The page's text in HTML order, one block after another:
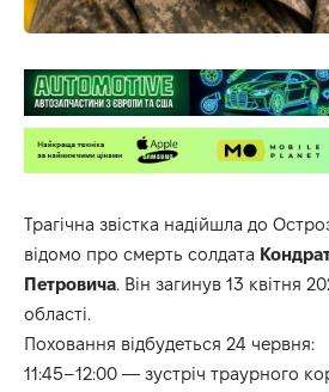
Трагічна звістка надійшла до
відомо про смерть солдата
Петровича. Він загинув 13 квітня
області.
Поховання відбудеться 24 червня:
11:45–12:00 — зустріч траурного